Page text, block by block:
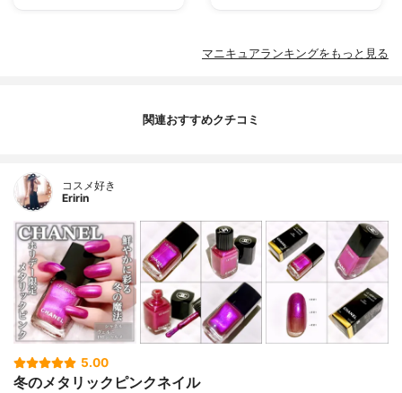
マニキュアランキングをもっと見る
関連おすすめクチコミ
コスメ好き
Eririn
5.00
冬のメタリックピンクネイル